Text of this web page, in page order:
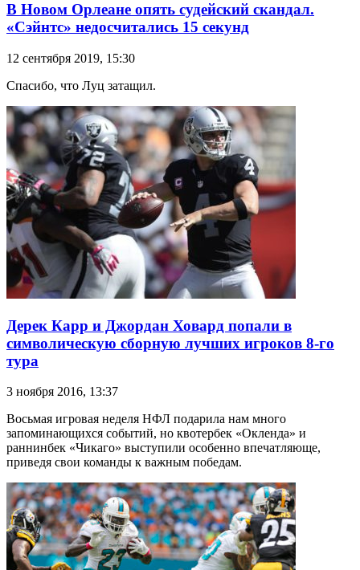
В Новом Орлеане опять судейский скандал.
«Сэйнтс» недосчитались 15 секунд
12 сентября 2019, 15:30
Спасибо, что Луц затащил.
Дерек Карр и Джордан Ховард попали в
символическую сборную лучших игроков 8-го
тура
3 ноября 2016, 13:37
Восьмая игровая неделя НФЛ подарила нам много
запоминающихся событий, но квотербек «Окленда» и
раннинбек «Чикаго» выступили особенно впечатляюще,
приведя свои команды к важным победам.